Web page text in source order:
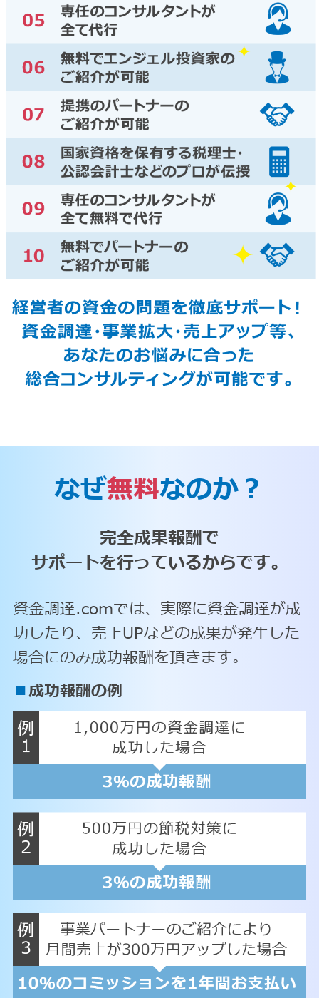
なぜ無料なのか？
完全成果報酬で
サポートを行っているからです。
資金調達.comでは、実際に資金調達が成
功したり、売上UPなどの成果が発生した
場合にのみ成功報酬を頂きます。
■成功報酬の例